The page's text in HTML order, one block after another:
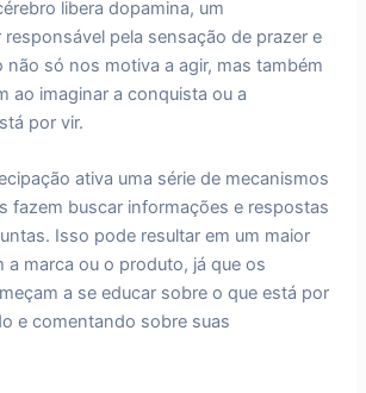
libera dopamina, um
pela sensação de prazer e
não só nos motiva a agir, mas também
ao imaginar a conquista ou a
por vir.
ativa uma série de mecanismos
fazem buscar informações e respostas
Isso pode resultar em um maior
a marca ou o produto, já que os
a se educar sobre o que está por
e comentando sobre suas